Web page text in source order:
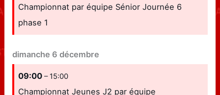
Championnat par équipe Sénior Journée 6
phase 1
dimanche 6 décembre
09:00– 15:00
Championnat Jeunes J2 par équipe